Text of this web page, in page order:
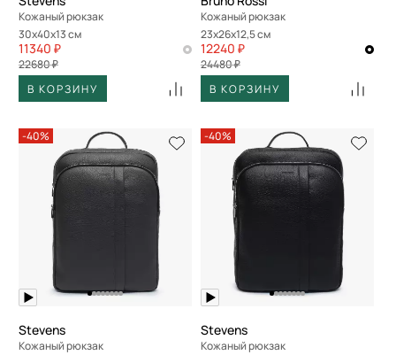
Кожаный рюкзак
30x40x13 см
11340 ₽
22680 ₽
В КОРЗИНУ
Кожаный рюкзак
23x26x12,5 см
12240 ₽
24480 ₽
В КОРЗИНУ
-40%
Stevens
Кожаный рюкзак
-40%
Stevens
Кожаный рюкзак